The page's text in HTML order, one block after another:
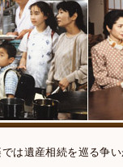
は遺産相続を巡る争